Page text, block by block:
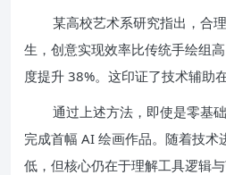
某高校艺术系研究指出，合
生，创意实现效率比传统手绘组
度提升 38%。这印证了技术辅助
通过上述方法，即使是零基
完成首幅 AI 绘画作品。随着技术
低，但核心仍在于理解工具逻辑与